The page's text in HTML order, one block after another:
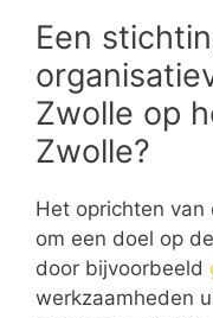
Een
Zwolle op
Zwolle?
Het oprichten van
om een doel op
door bijvoorbeeld
werkzaamheden